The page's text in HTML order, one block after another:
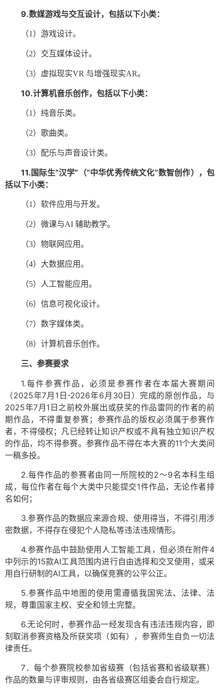
9.数媒游戏与交互设计，包括以下小类：
（1）游戏设计。
（2）交互媒体设计。
（3）虚拟现实VR 与增强现实AR。
10.计算机音乐创作，包括以下小类：
（1）纯音乐类。
（2）歌曲类。
（3）配乐与声音设计类。
11.国际生“汉学”（“中华优秀传统文化”数智创作），包
括以下小类：
（1）软件应用与开发。
（2）微课与AI 辅助教学。
（3）物联网应用。
（4）大数据应用。
（5）人工智能应用。
（6）信息可视化设计。
（7）数字媒体类。
（8）计算机音乐创作。
三、参赛要求
1.每件参赛作品，必须是参赛作者在本届大赛期间
（2025年7月 1 日-2026年6 月 30日）完成的原创作品，与
2025年7月1 日之前校外展出或获奖的作品雷同的作者的前
期作品，不得重复参赛；参赛作品的版权必须属于参赛作
者，不得侵权；凡已经转让知识产权或不具有独立知识产权
的作品，均不得参赛。参赛作品不得在本大赛的11个大类间
一稿多投。
2.每件作品的参赛者由同一所院校的2～9名本科生组
成，每位作者在每个大类中只能提交1件作品，无论作者排
名如何；
3.参赛作品的数据应来源合规、使用得当，不得引用涉
密数据，不得存在侵犯个人隐私等违法违规情形。
4.参赛作品中鼓励使用人工智能工具，但必须在附件4
中列示的15款AI工具范围内进行自由选择和交叉使用，或采
用自行研制的AI工具，以确保竞赛的公平公正。
5.参赛作品中地图的使用需遵循我国宪法、法律、法
规，尊重国家主权、安全和领土完整。
6.无论何时，参赛作品一经发现含有违法违规内容，即
刻取消参赛资格及所获奖项（如有），参赛师生自负一切法
律责任。
7．每个参赛院校参加省级赛（包括省赛和省级联赛）
作品的数量与评审规则，由各省级赛区组委会自行规定。